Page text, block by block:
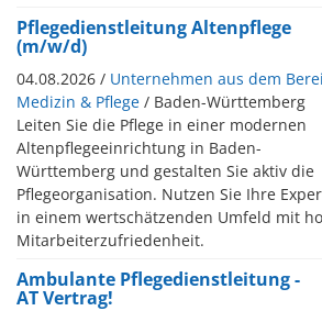
Pflegedienstleitung Altenpflege
(m/w/d)
04.08.2026 / Unternehmen aus dem
Medizin & Pflege / Baden-Württemberg
Leiten Sie die Pflege in einer modernen
Altenpflegeeinrichtung in Baden-
Württemberg und gestalten Sie aktiv die
Pflegeorganisation. Nutzen Sie Ihre
in einem wertschätzenden Umfeld mit
Mitarbeiterzufriedenheit.
Ambulante Pflegedienstleitung -
AT Vertrag!